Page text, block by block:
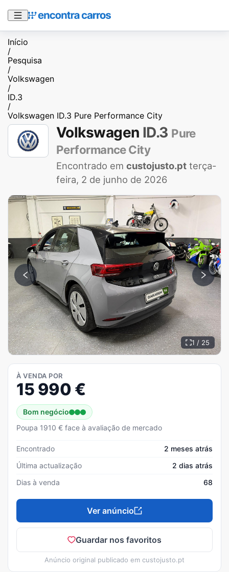
Início
/
Pesquisa
/
Volkswagen
/
ID.3
/
Volkswagen ID.3 Pure Performance City
Volkswagen ID.3 Pure
Performance City
Encontrado em custojusto.pt terça-
feira, 2 de junho de 2026
1 / 25
À VENDA POR
15 990 €
Bom negócio
Poupa 1910 € face à avaliação de mercado
Encontrado
2 meses atrás
Última actualização
2 dias atrás
Dias à venda
68
Ver anúncio
Guardar nos favoritos
Anúncio original publicado em custojusto.pt